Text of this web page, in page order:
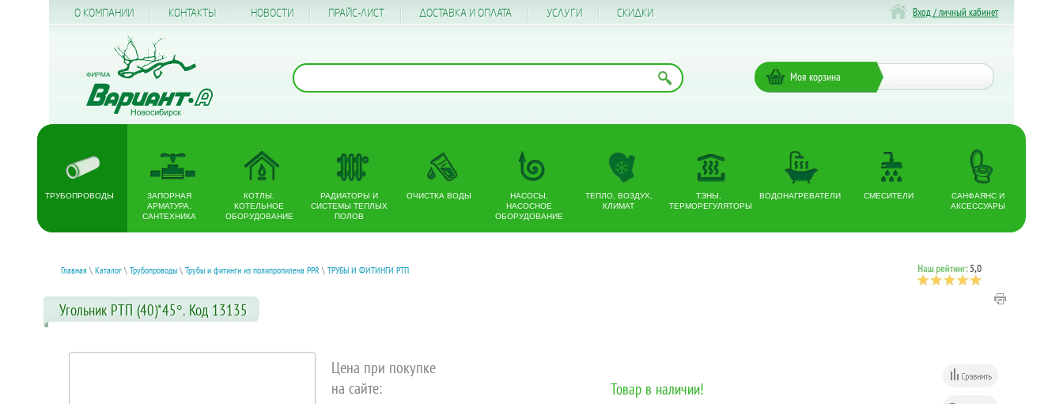
О КОМПАНИИ КОНТАКТЫ НОВОСТИ ПРАЙС-ЛИСТ ДОСТАВКА И ОПЛАТА УСЛУГИ CКИДКИ Вход / личный кабинет
Моя корзина
ТРУБОПРОВОДЫ
ЗАПОРНАЯ
АРМАТУРА,
САНТЕХНИКА
КОТЛЫ,
КОТЕЛЬНОЕ
ОБОРУДОВАНИЕ
РАДИАТОРЫ И
СИСТЕМЫ ТЕПЛЫХ
ПОЛОВ
ОЧИСТКА ВОДЫ
НАСОСЫ,
НАСОСНОЕ
ОБОРУДОВАНИЕ
ТЕПЛО, ВОЗДУХ,
КЛИМАТ
ТЭНЫ,
ТЕРМОРЕГУЛЯТОРЫ
ВОДОНАГРЕВАТЕЛИ СМЕСИТЕЛИ
САНФАЯНС И
АКСЕССУАРЫ
Главная \ Каталог \ Трубопроводы \ Трубы и фитинги из полипропилена PPR \ ТРУБЫ И ФИТИНГИ РТП
Угольник РТП (40)*45°. Код 13135
Товар в наличии!
Цена при покупке
на сайте: